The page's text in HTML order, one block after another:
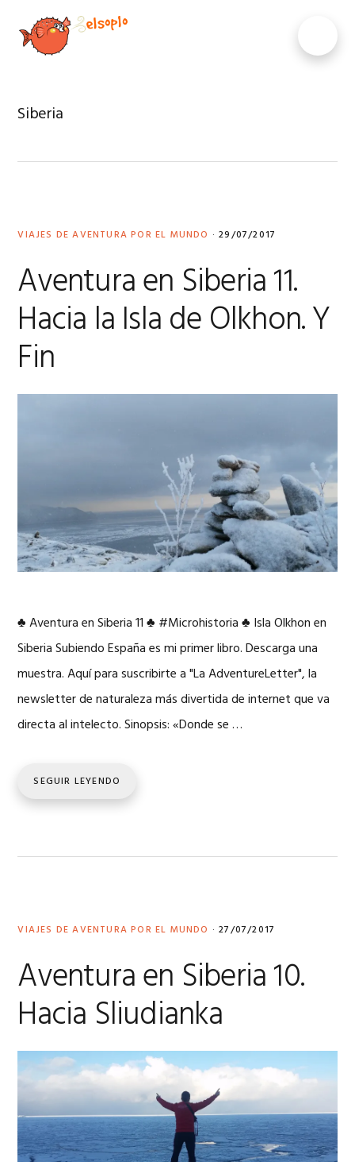
contenido
principal
Siberia
VIAJES DE AVENTURA POR EL MUNDO · 29/07/2017
Aventura en Siberia 11.
Hacia la Isla de Olkhon. Y
Fin
♣ Aventura en Siberia 11 ♣ #Microhistoria ♣ Isla Olkhon en
Siberia Subiendo España es mi primer libro. Descarga una
muestra. Aquí para suscribirte a "La AdventureLetter", la
newsletter de naturaleza más divertida de internet que va
directa al intelecto. Sinopsis: «Donde se …
SEGUIR LEYENDO
VIAJES DE AVENTURA POR EL MUNDO · 27/07/2017
Aventura en Siberia 10.
Hacia Sliudianka